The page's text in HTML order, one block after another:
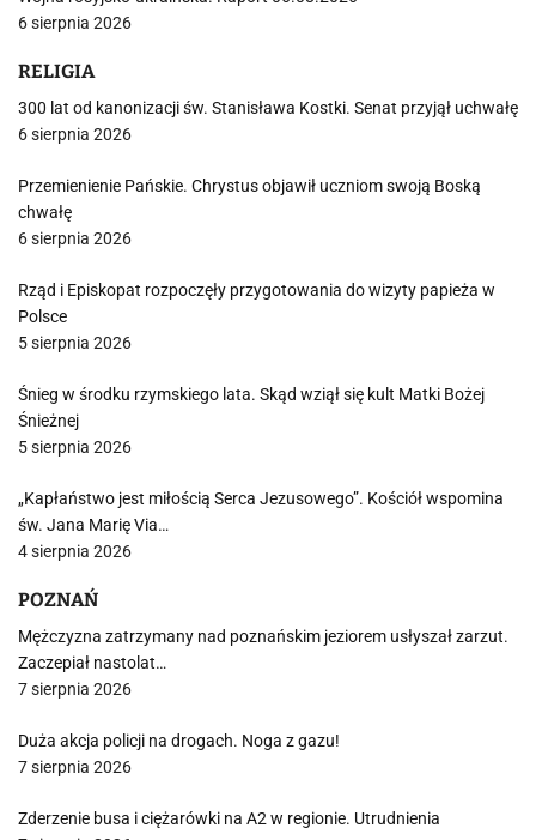
6 sierpnia 2026
RELIGIA
300 lat od kanonizacji św. Stanisława Kostki. Senat przyjął uchwałę
6 sierpnia 2026
Przemienienie Pańskie. Chrystus objawił uczniom swoją Boską
chwałę
6 sierpnia 2026
Rząd i Episkopat rozpoczęły przygotowania do wizyty papieża w
Polsce
5 sierpnia 2026
Śnieg w środku rzymskiego lata. Skąd wziął się kult Matki Bożej
Śnieżnej
5 sierpnia 2026
„Kapłaństwo jest miłością Serca Jezusowego”. Kościół wspomina
św. Jana Marię Via…
4 sierpnia 2026
POZNAŃ
Mężczyzna zatrzymany nad poznańskim jeziorem usłyszał zarzut.
Zaczepiał nastolat…
7 sierpnia 2026
Duża akcja policji na drogach. Noga z gazu!
7 sierpnia 2026
Zderzenie busa i ciężarówki na A2 w regionie. Utrudnienia